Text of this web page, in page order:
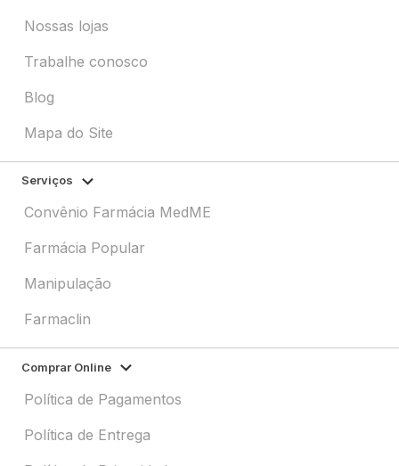
Nossas lojas
Trabalhe conosco
Blog
Mapa do Site
Serviços
Convênio Farmácia MedME
Farmácia Popular
Manipulação
Farmaclin
Comprar Online
Política de Pagamentos
Política de Entrega